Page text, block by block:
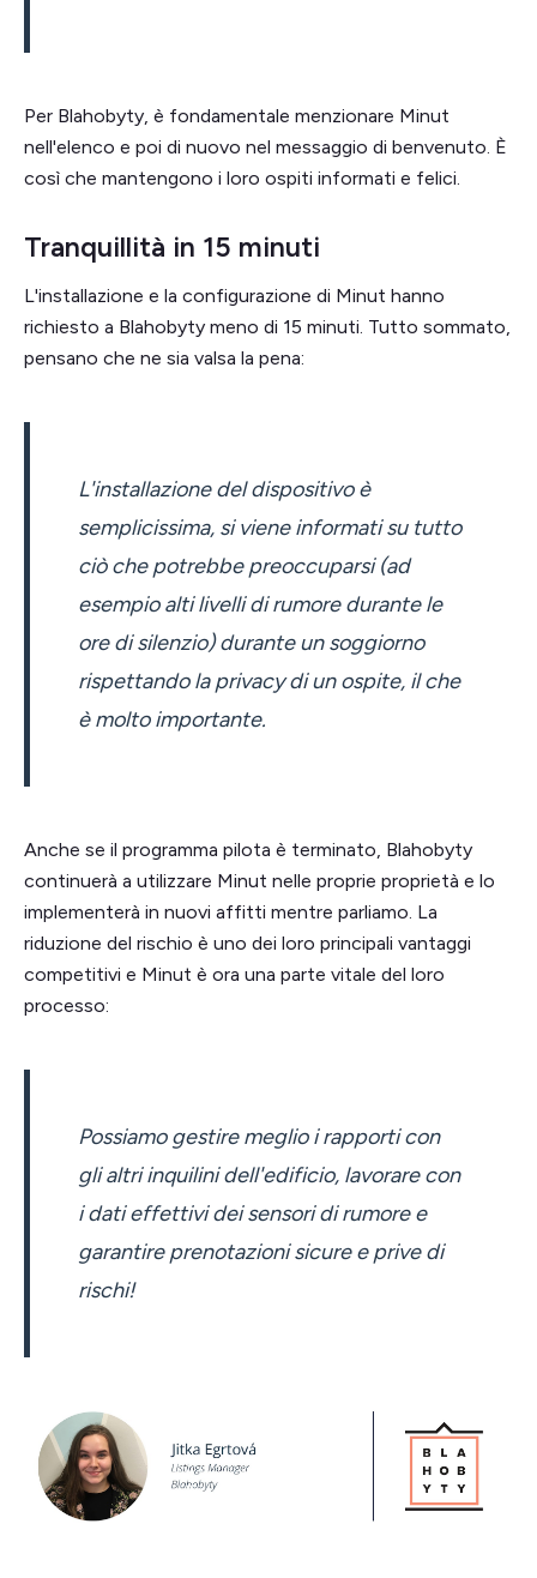
Per Blahobyty, è fondamentale menzionare Minut
nell'elenco e poi di nuovo nel messaggio di benvenuto. È
così che mantengono i loro ospiti informati e felici.
Tranquillità in 15 minuti
L'installazione e la configurazione di Minut hanno
richiesto a Blahobyty meno di 15 minuti. Tutto sommato,
pensano che ne sia valsa la pena:
L'installazione del dispositivo è
semplicissima, si viene informati su tutto
ciò che potrebbe preoccuparsi (ad
esempio alti livelli di rumore durante le
ore di silenzio) durante un soggiorno
rispettando la privacy di un ospite, il che
è molto importante.
Anche se il programma pilota è terminato, Blahobyty
continuerà a utilizzare Minut nelle proprie proprietà e lo
implementerà in nuovi affitti mentre parliamo. La
riduzione del rischio è uno dei loro principali vantaggi
competitivi e Minut è ora una parte vitale del loro
processo:
Possiamo gestire meglio i rapporti con
gli altri inquilini dell'edificio, lavorare con
i dati effettivi dei sensori di rumore e
garantire prenotazioni sicure e prive di
rischi!